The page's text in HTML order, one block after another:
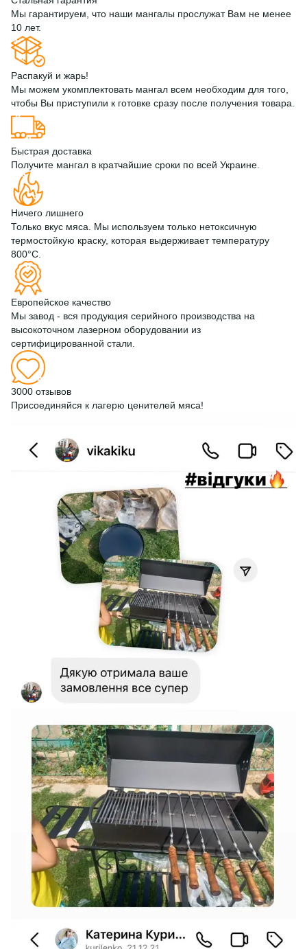
Мы гарантируем, что наши мангалы прослужат Вам не менее
10 лет.
Распакуй и жарь!
Мы можем укомплектовать мангал всем необходим для того,
чтобы Вы приступили к готовке сразу после получения товара.
Быстрая доставка
Получите мангал в кратчайшие сроки по всей Украине.
Ничего лишнего
Только вкус мяса. Мы используем только нетоксичную
термостойкую краску, которая выдерживает температуру
800°С.
Европейское качество
Мы завод - вся продукция серийного производства на
высокоточном лазерном оборудовании из
сертифицированной стали.
3000 отзывов
Присоединяйся к лагерю ценителей мяса!